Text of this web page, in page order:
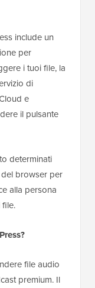
include un
per
i tuoi file, la
di
e
il pulsante
determinati
browser per
alla persona
file audio
premium. Il